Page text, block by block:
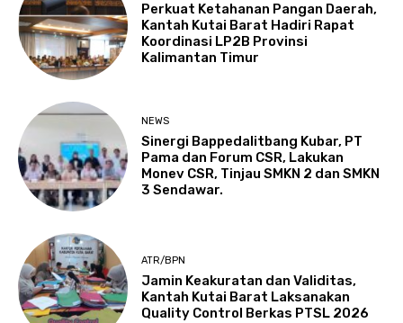
Perkuat Ketahanan Pangan Daerah,
Kantah Kutai Barat Hadiri Rapat
Koordinasi LP2B Provinsi
Kalimantan Timur
NEWS
Sinergi Bappedalitbang Kubar, PT
Pama dan Forum CSR, Lakukan
Monev CSR, Tinjau SMKN 2 dan SMKN
3 Sendawar.
ATR/BPN
Jamin Keakuratan dan Validitas,
Kantah Kutai Barat Laksanakan
Quality Control Berkas PTSL 2026